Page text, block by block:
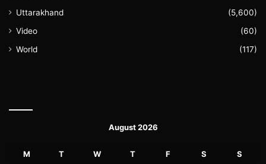
Uttarakhand
(5,600)
Video
(60)
World
(117)
August 2026
M T W T F S S